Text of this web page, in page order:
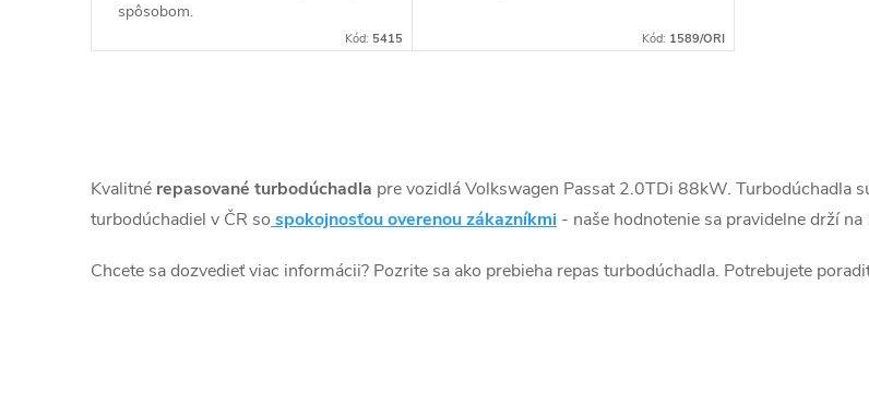
o
k
o
v
spôsobom.
Kód: 5415 Kód: 1589/ORI
v
l
á
Kvalitné repasované turbodúchadla pre vozidlá Volkswagen Passat 2.0TDi 88kW. Turbodúchadla
turbodúchadiel v ČR so spokojnosťou overenou zákazníkmi - naše hodnotenie sa pravidelne drží na
Chcete sa dozvedieť viac informácii? Pozrite sa ako prebieha repas turbodúchadla. Potrebujete